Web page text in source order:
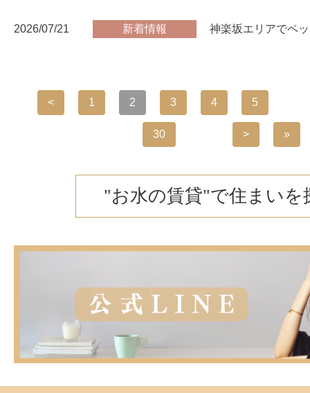
2026/07/21 新着情報 神楽坂エリアでペ
< 1 2 3 4 5
30 > »
"お水の賃貸"で住まいを